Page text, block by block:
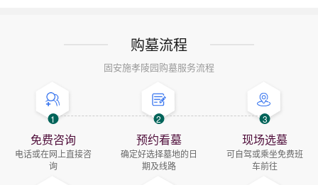
购墓流程
固安施孝陵园购墓服务流程
1
免费咨询
电话或在网上直接咨
询
2
预约看墓
确定好选择墓地的日
期及线路
3
现场选墓
可自驾或乘坐免费班
车前往